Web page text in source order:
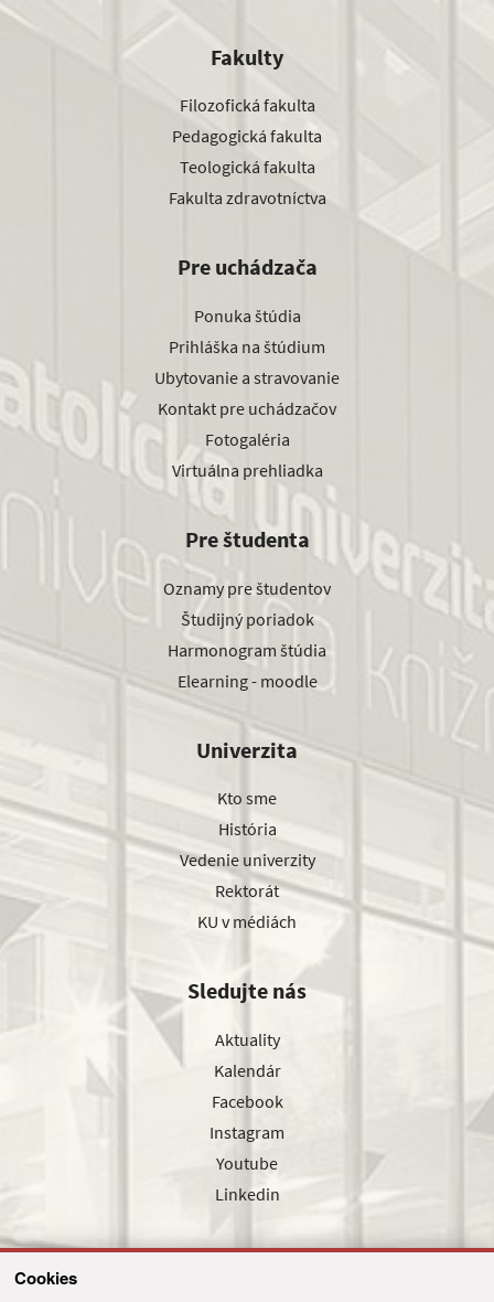
Cookies
Fakulty
Filozofická fakulta
Pedagogická fakulta
Teologická fakulta
Fakulta zdravotníctva
Pre uchádzača
Ponuka štúdia
Prihláška na štúdium
Ubytovanie a stravovanie
Kontakt pre uchádzačov
Fotogaléria
Virtuálna prehliadka
Pre študenta
Oznamy pre študentov
Študijný poriadok
Harmonogram štúdia
Elearning - moodle
Univerzita
Kto sme
História
Vedenie univerzity
Rektorát
KU v médiách
Sledujte nás
Aktuality
Kalendár
Facebook
Instagram
Youtube
Linkedin